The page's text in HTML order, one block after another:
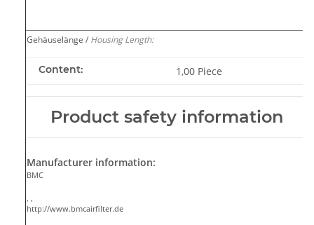
Gehäuselänge / Housing Length:
Content: 1,00 Piece
Product safety information
Manufacturer information:
BMC
http://www.bmcairfilter.de